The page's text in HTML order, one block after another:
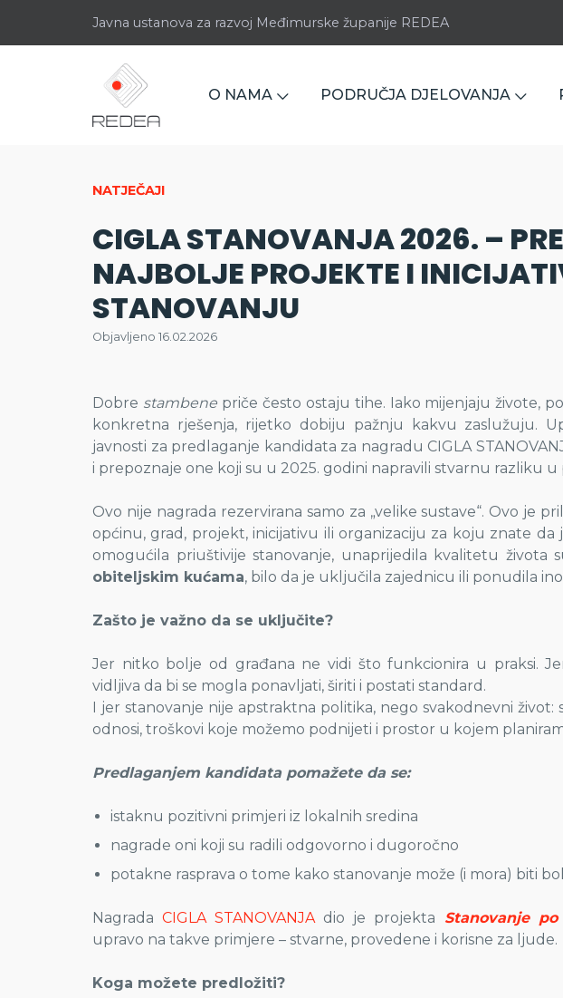
Javna ustanova za razvoj Međimurske županije REDEA
O NAMA PODRUČJA DJELOVANJA
NATJEČAJI
CIGLA STANOVANJA 2026. –
NAJBOLJE PROJEKTE I
STANOVANJU
Objavljeno 16.02.2026
Dobre stambene priče često ostaju tihe. Iako mijenjaju živote,
konkretna rješenja, rijetko dobiju pažnju kakvu zaslužuju.
javnosti za predlaganje kandidata za nagradu CIGLA
i prepoznaje one koji su u 2025. godini napravili stvarnu razliku
Ovo nije nagrada rezervirana samo za „velike sustave“. Ovo je
općinu, grad, projekt, inicijativu ili organizaciju za koju znate da
omogućila priuštivije stanovanje, unaprijedila kvalitetu života
obiteljskim kućama, bilo da je uključila zajednicu ili ponudila
Zašto je važno da se uključite?
Jer nitko bolje od građana ne vidi što funkcionira u praksi.
vidljiva da bi se mogla ponavljati, širiti i postati standard.
I jer stanovanje nije apstraktna politika, nego svakodnevni
odnosi, troškovi koje možemo podnijeti i prostor u kojem
Predlaganjem kandidata pomažete da se:
istaknu pozitivni primjeri iz lokalnih sredina
nagrade oni koji su radili odgovorno i dugoročno
potakne rasprava o tome kako stanovanje može (i mora) biti
Nagrada CIGLA STANOVANJAdio je projekta Stanovanje
upravo na takve primjere – stvarne, provedene i korisne za ljude.
Koga možete predložiti?